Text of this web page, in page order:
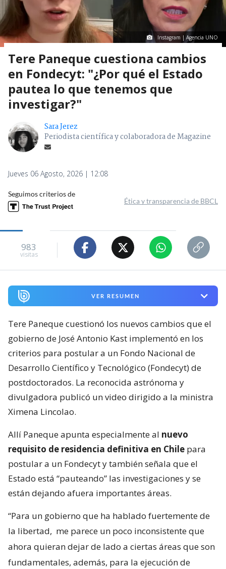
Instagram | Agencia UNO
Tere Paneque cuestiona cambios
en Fondecyt: "¿Por qué el Estado
pautea lo que tenemos que
investigar?"
Sara Jerez
Periodista científica y colaboradora de Magazine
Jueves 06 Agosto, 2026 | 12:08
Seguimos criterios de
Ética y transparencia de BBCL
983
visitas
VER RESUMEN
Tere Paneque cuestionó los nuevos cambios que el
gobierno de José Antonio Kast implementó en los
criterios para postular a un Fondo Nacional de
Desarrollo Científico y Tecnológico (Fondecyt) de
postdoctorados. La reconocida astrónoma y
divulgadora publicó un video dirigido a la ministra
Ximena Lincolao.
Allí Paneque apunta especialmente al nuevo
requisito de residencia definitiva en Chile para
postular a un Fondecyt y también señala que el
Estado está “pauteando” las investigaciones y se
están dejando afuera importantes áreas.
“Para un gobierno que ha hablado fuertemente de
la libertad, me parece un poco inconsistente que
ahora quieran dejar de lado a ciertas áreas que son
fundamentales, además, para la ejecución de